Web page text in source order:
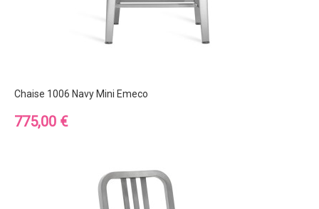
Chaise 1006 Navy Mini Emeco
Prix
775,00 €